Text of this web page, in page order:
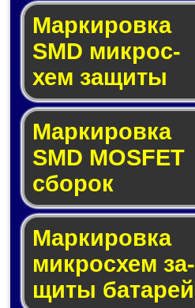
Мар­ки­ров­ка
SMD мик­рос­
хем защиты
Мар­ки­ров­ка
SMD MOSFET
сбо­рок
Мар­ки­ров­ка
мик­ро­схем за­
щи­ты ба­та­рей